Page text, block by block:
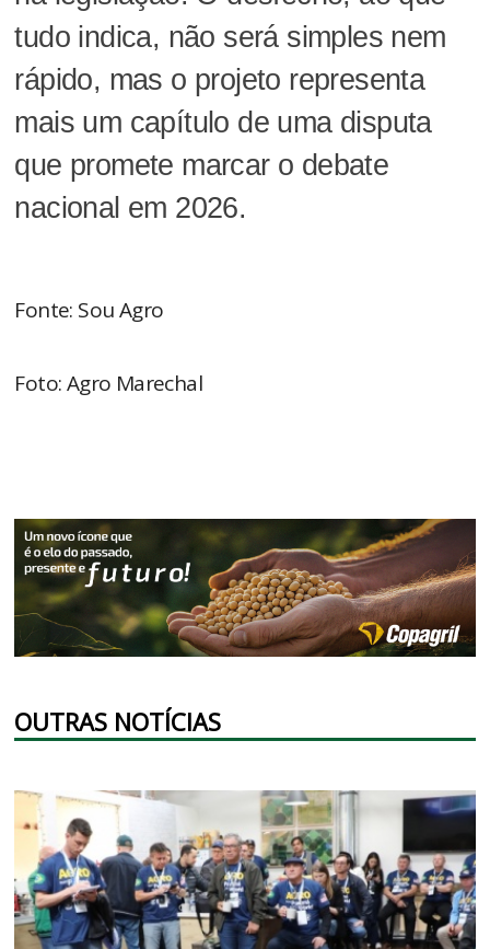
tudo indica, não será simples nem
rápido, mas o projeto representa
mais um capítulo de uma disputa
que promete marcar o debate
nacional em 2026.
Fonte: Sou Agro
Foto: Agro Marechal
OUTRAS NOTÍCIAS